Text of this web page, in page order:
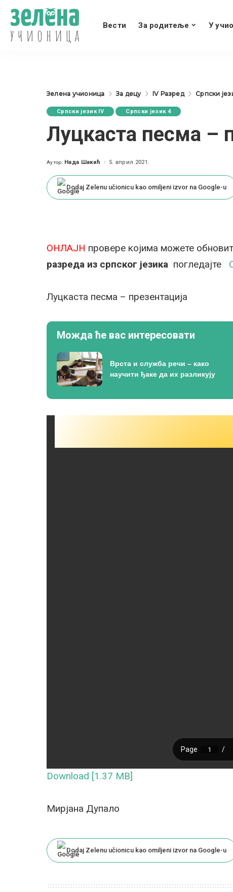
Вести За родитеље У
Зелена учионица За децу IV Разред Српски
Српски језик IV Српски језик 4
Луцкаста песма –
Posted
Аутор: Нада Шакић 5. април 2021.
Dodaj Zelenu učionicu kao omiljeni izvor na Google-u
ОНЛАЈН провере којима можете
разреда из српског језика погледајте
Луцкаста песма – презентација
Можда ће вас интересовати
Врста и служба речи – како
научити ђаке да их разликују
Download [1.37 MB]
Мирјана Дупало
Dodaj Zelenu učionicu kao omiljeni izvor na Google-u